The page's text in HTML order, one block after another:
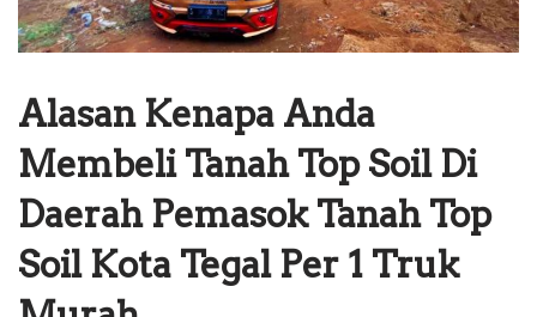
Alasan Kenapa Anda
Membeli Tanah Top Soil Di
Daerah Pemasok Tanah Top
Soil Kota Tegal Per 1 Truk